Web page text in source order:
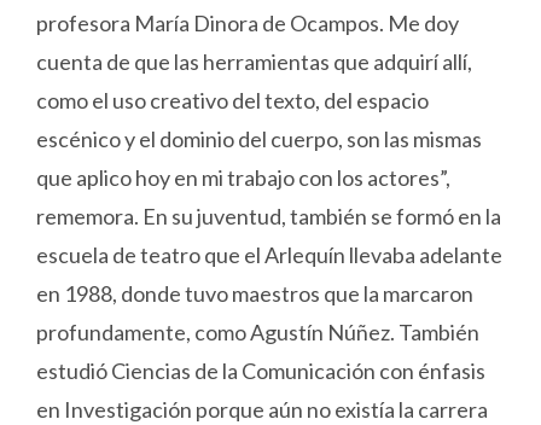
profesora María Dinora de Ocampos. Me doy
cuenta de que las herramientas que adquirí allí,
como el uso creativo del texto, del espacio
escénico y el dominio del cuerpo, son las mismas
que aplico hoy en mi trabajo con los actores”,
rememora. En su juventud, también se formó en la
escuela de teatro que el Arlequín llevaba adelante
en 1988, donde tuvo maestros que la marcaron
profundamente, como Agustín Núñez. También
estudió Ciencias de la Comunicación con énfasis
en Investigación porque aún no existía la carrera